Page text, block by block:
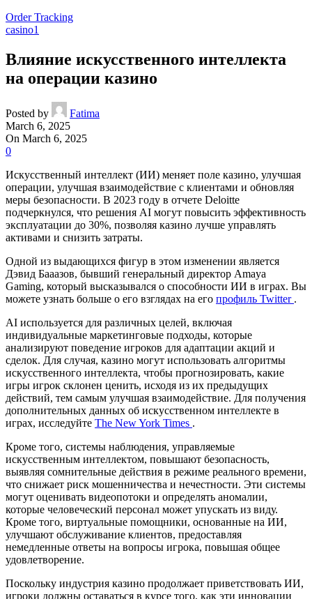
Order Tracking
casino1
Влияние искусственного интеллекта
на операции казино
Posted by
Fatima
March 6, 2025
On March 6, 2025
0
Искусственный интеллект (ИИ) меняет поле казино, улучшая
операции, улучшая взаимодействие с клиентами и обновляя
меры безопасности. В 2023 году в отчете Deloitte
подчеркнулся, что решения AI могут повысить эффективность
эксплуатации до 30%, позволяя казино лучше управлять
активами и снизить затраты.
Одной из выдающихся фигур в этом изменении является
Дэвид Бааазов, бывший генеральный директор Amaya
Gaming, который высказывался о способности ИИ в играх. Вы
можете узнать больше о его взглядах на его профиль Twitter .
AI используется для различных целей, включая
индивидуальные маркетинговые подходы, которые
анализируют поведение игроков для адаптации акций и
сделок. Для случая, казино могут использовать алгоритмы
искусственного интеллекта, чтобы прогнозировать, какие
игры игрок склонен ценить, исходя из их предыдущих
действий, тем самым улучшая взаимодействие. Для получения
дополнительных данных об искусственном интеллекте в
играх, исследуйте The New York Times .
Кроме того, системы наблюдения, управляемые
искусственным интеллектом, повышают безопасность,
выявляя сомнительные действия в режиме реального времени,
что снижает риск мошенничества и нечестности. Эти системы
могут оценивать видеопотоки и определять аномалии,
которые человеческий персонал может упускать из виду.
Кроме того, виртуальные помощники, основанные на ИИ,
улучшают обслуживание клиентов, предоставляя
немедленные ответы на вопросы игрока, повышая общее
удовлетворение.
Поскольку индустрия казино продолжает приветствовать ИИ,
игроки должны оставаться в курсе того, как эти инновации